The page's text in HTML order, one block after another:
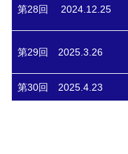
第28回 2024.12.25
第29回 2025.3.26
第30回 2025.4.23